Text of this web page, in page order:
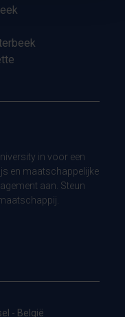
in voor een
en maatschappelijke
aan. Steun
- België